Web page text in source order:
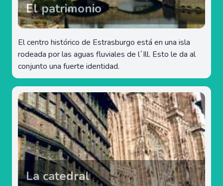
El patrimonio
El centro histórico de Estrasburgo está en una isla
rodeada por las aguas fluviales de l´Ill. Esto le da al
conjunto una fuerte identidad.
La catedral